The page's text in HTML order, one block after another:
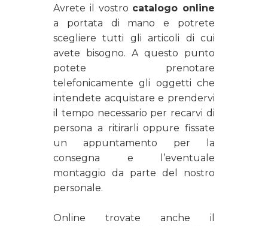
Avrete il vostro catalogo online
a portata di mano e potrete
scegliere tutti gli articoli di cui
avete bisogno. A questo punto
potete prenotare
telefonicamente gli oggetti che
intendete acquistare e prendervi
il tempo necessario per recarvi di
persona a ritirarli oppure fissate
un appuntamento per la
consegna e l’eventuale
montaggio da parte del nostro
personale.
Online trovate anche il